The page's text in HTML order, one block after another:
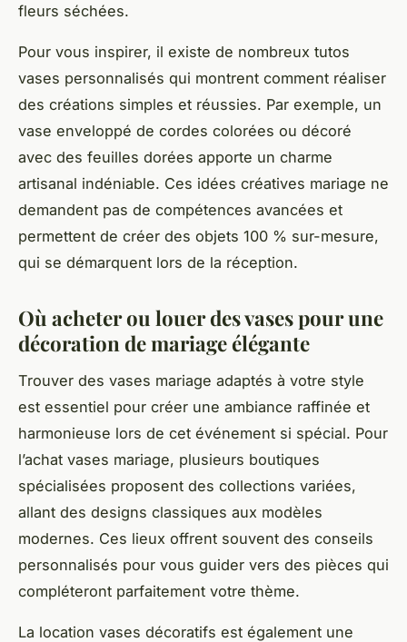
fleurs séchées.
Pour vous inspirer, il existe de nombreux tutos
vases personnalisés qui montrent comment réaliser
des créations simples et réussies. Par exemple, un
vase enveloppé de cordes colorées ou décoré
avec des feuilles dorées apporte un charme
artisanal indéniable. Ces idées créatives mariage ne
demandent pas de compétences avancées et
permettent de créer des objets 100 % sur-mesure,
qui se démarquent lors de la réception.
Où acheter ou louer des vases pour une
décoration de mariage élégante
Trouver des vases mariage adaptés à votre style
est essentiel pour créer une ambiance raffinée et
harmonieuse lors de cet événement si spécial. Pour
l’achat vases mariage, plusieurs boutiques
spécialisées proposent des collections variées,
allant des designs classiques aux modèles
modernes. Ces lieux offrent souvent des conseils
personnalisés pour vous guider vers des pièces qui
compléteront parfaitement votre thème.
La location vases décoratifs est également une